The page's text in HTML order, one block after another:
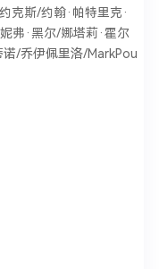
克斯/约翰·帕特里克·
弗·黑尔/娜塔莉·霍尔
/乔伊佩里洛/MarkPou